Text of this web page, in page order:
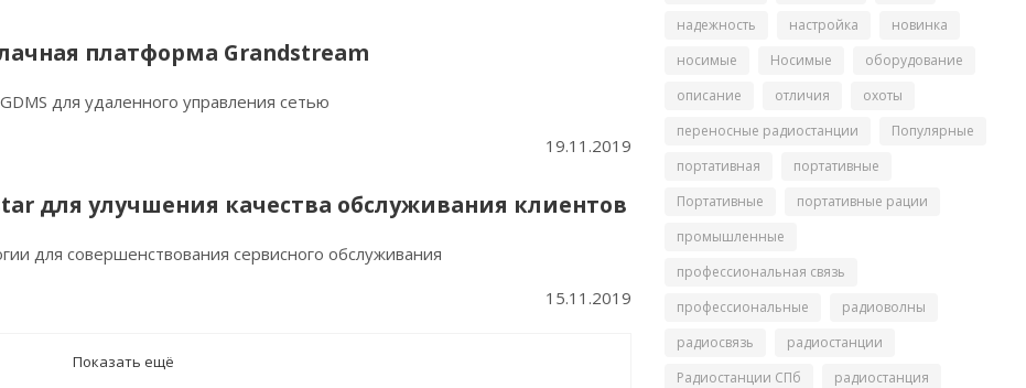
платформа Grandstream
для удаленного управления сетью
19.11.2019
для улучшения качества обслуживания клиентов
для совершенствования сервисного обслуживания
15.11.2019
Показать ещё
надежность
настройка
новинка
носимые
Носимые
оборудование
описание
отличия
охоты
переносные радиостанции
Популярные
портативная
портативные
Портативные
портативные рации
промышленные
профессиональная связь
профессиональные
радиоволны
радиосвязь
радиостанции
Радиостанции СПб
радиостанция